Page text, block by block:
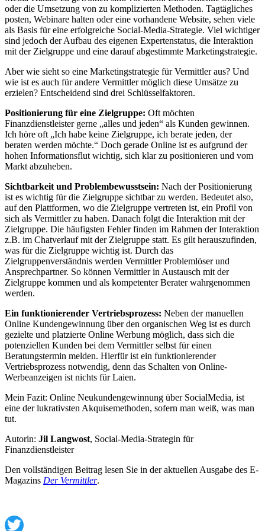
oder die Umsetzung von zu komplizierten Methoden. Tagtägliches
posten, Webinare halten oder eine vorhandene Website, sehen viele
als Basis für eine erfolgreiche Social-Media-Strategie. Viel wichtiger
sind jedoch der Aufbau des eigenen Expertenstatus, die Interaktion
mit der Zielgruppe und eine darauf abgestimmte Marketingstrategie.
Aber wie sieht so eine Marketingstrategie für Vermittler aus? Und
wie ist es auch für andere Vermittler möglich diese Umsätze zu
erzielen? Entscheidend sind drei Schlüsselfaktoren.
Positionierung für eine Zielgruppe: Oft möchten
Finanzdienstleister gerne „alles und jeden“ als Kunden gewinnen.
Ich höre oft „Ich habe keine Zielgruppe, ich berate jeden, der
beraten werden möchte.“ Doch gerade Online ist es aufgrund der
hohen Informationsflut wichtig, sich klar zu positionieren und vom
Markt abzuheben.
Sichtbarkeit und Problembewusstsein: Nach der Positionierung
ist es wichtig für die Zielgruppe sichtbar zu werden. Bedeutet also,
auf den Plattformen, wo die Zielgruppe vertreten ist, ein Profil von
sich als Vermittler zu haben. Danach folgt die Interaktion mit der
Zielgruppe. Die häufigsten Fehler finden im Rahmen der Interaktion
z.B. im Chatverlauf mit der Zielgruppe statt. Es gilt herauszufinden,
was für die Zielgruppe wichtig ist. Durch das
Zielgruppenverständnis werden Vermittler Problemlöser und
Ansprechpartner. So können Vermittler in Austausch mit der
Zielgruppe kommen und als kompetenter Berater wahrgenommen
werden.
Ein funktionierender Vertriebsprozess: Neben der manuellen
Online Kundengewinnung über den organischen Weg ist es durch
gezielte und platzierte Online Werbung möglich, dass sich die
potenziellen Kunden bei dem Vermittler selbst für einen
Beratungstermin melden. Hierfür ist ein funktionierender
Vertriebsprozess notwendig, denn das Schalten von Online-
Werbeanzeigen ist nichts für Laien.
Mein Fazit: Online Neukundengewinnung über SocialMedia, ist
eine der lukrativsten Akquisemethoden, sofern man weiß, was man
tut.
Autorin: Jil Langwost, Social-Media-Strategin für
Finanzdienstleister
Den vollständigen Beitrag lesen Sie in der aktuellen Ausgabe des E-
Magazins Der Vermittler.